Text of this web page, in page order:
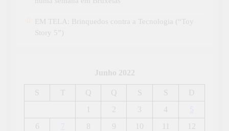
EM TELA: Brinquedos contra a Tecnologia (“Toy
Story 5”)
Junho 2022
S T Q Q S S
D
1
2 3 4
6
8 9 10 11
12